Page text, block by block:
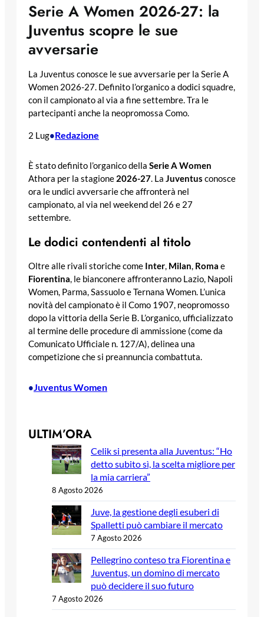
Serie A Women 2026-27: la
Juventus scopre le sue
avversarie
La Juventus conosce le sue avversarie per la Serie A
Women 2026-27. Definito l’organico a dodici squadre,
con il campionato al via a fine settembre. Tra le
partecipanti anche la neopromossa Como.
2 Lug•Redazione
È stato definito l’organico della Serie A Women
Athora per la stagione 2026-27. La Juventus conosce
ora le undici avversarie che affronterà nel
campionato, al via nel weekend del 26 e 27
settembre.
Le dodici contendenti al titolo
Oltre alle rivali storiche come Inter, Milan, Roma e
Fiorentina, le bianconere affronteranno Lazio, Napoli
Women, Parma, Sassuolo e Ternana Women. L’unica
novità del campionato è il Como 1907, neopromosso
dopo la vittoria della Serie B. L’organico, ufficializzato
al termine delle procedure di ammissione (come da
Comunicato Ufficiale n. 127/A), delinea una
competizione che si preannuncia combattuta.
•Juventus Women
ULTIM’ORA
Celik si presenta alla Juventus: “Ho
detto subito sì, la scelta migliore per
la mia carriera”
8 Agosto 2026
Juve, la gestione degli esuberi di
Spalletti può cambiare il mercato
7 Agosto 2026
Pellegrino conteso tra Fiorentina e
Juventus, un domino di mercato
può decidere il suo futuro
7 Agosto 2026